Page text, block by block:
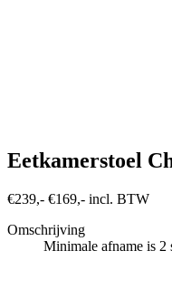
Eetkamerstoel
€239,- €169,- incl. BTW
Omschrijving
Minimale afname is 2